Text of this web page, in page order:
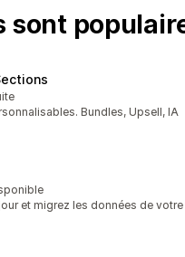
sont
Bundles, Upsell, IA
et migrez les données de